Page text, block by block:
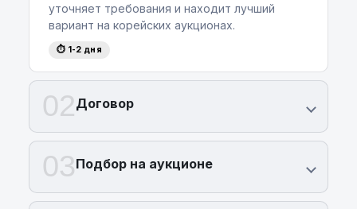
программой лизингана новые автомобили.
Оцените все преимущества этого
премиального предложения и узнайте, как
с нами по телефону:+375 (29) 689 20 20.
уточняет требования и находит лучший
вариант на корейских аукционах.
⏱ 1-2 дня
02Договор
03Подбор на аукционе